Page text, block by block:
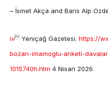
– İsmet Akça and Baris Alp
iv Yeniçağ Gazetesi. https://
bozan-imamoglu-anketi-
1015740h.htm 4 Nisan 2026